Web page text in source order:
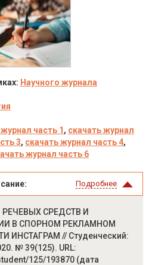
Научного журнала
часть 1 , скачать журнал
3, скачать журнал часть 4,
журнал часть 6
Подробнее
РЕЧЕВЫХ СРЕДСТВ И
В СПОРНОМ РЕКЛАМНОМ
ИНСТАГРАМ // Студенческий:
№ 39(125). URL:
125/193870 (дата